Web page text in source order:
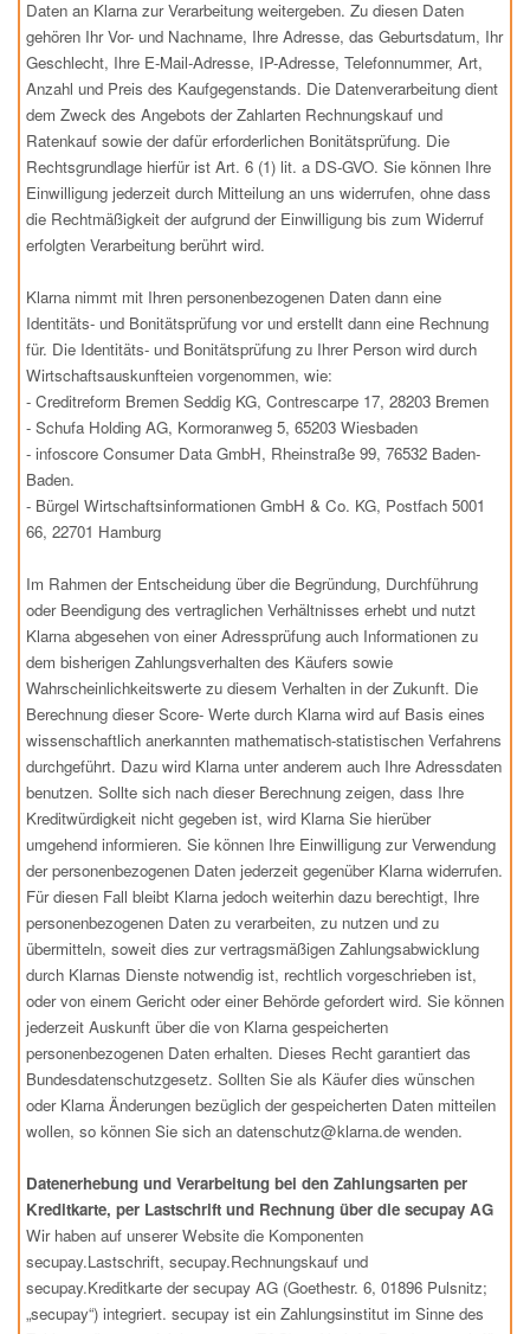
Daten an Klarna zur Verarbeitung weitergeben. Zu diesen Daten
gehören Ihr Vor- und Nachname, Ihre Adresse, das Geburtsdatum, Ihr
Geschlecht, Ihre E-Mail-Adresse, IP-Adresse, Telefonnummer, Art,
Anzahl und Preis des Kaufgegenstands. Die Datenverarbeitung dient
dem Zweck des Angebots der Zahlarten Rechnungskauf und
Ratenkauf sowie der dafür erforderlichen Bonitätsprüfung. Die
Rechtsgrundlage hierfür ist Art. 6 (1) lit. a DS-GVO. Sie können Ihre
Einwilligung jederzeit durch Mitteilung an uns widerrufen, ohne dass
die Rechtmäßigkeit der aufgrund der Einwilligung bis zum Widerruf
erfolgten Verarbeitung berührt wird.
Klarna nimmt mit Ihren personenbezogenen Daten dann eine
Identitäts- und Bonitätsprüfung vor und erstellt dann eine Rechnung
für. Die Identitäts- und Bonitätsprüfung zu Ihrer Person wird durch
Wirtschaftsauskunfteien vorgenommen, wie:
- Creditreform Bremen Seddig KG, Contrescarpe 17, 28203 Bremen
- Schufa Holding AG, Kormoranweg 5, 65203 Wiesbaden
- infoscore Consumer Data GmbH, Rheinstraße 99, 76532 Baden-
Baden.
- Bürgel Wirtschaftsinformationen GmbH & Co. KG, Postfach 5001
66, 22701 Hamburg
Im Rahmen der Entscheidung über die Begründung, Durchführung
oder Beendigung des vertraglichen Verhältnisses erhebt und nutzt
Klarna abgesehen von einer Adressprüfung auch Informationen zu
dem bisherigen Zahlungsverhalten des Käufers sowie
Wahrscheinlichkeitswerte zu diesem Verhalten in der Zukunft. Die
Berechnung dieser Score- Werte durch Klarna wird auf Basis eines
wissenschaftlich anerkannten mathematisch-statistischen Verfahrens
durchgeführt. Dazu wird Klarna unter anderem auch Ihre Adressdaten
benutzen. Sollte sich nach dieser Berechnung zeigen, dass Ihre
Kreditwürdigkeit nicht gegeben ist, wird Klarna Sie hierüber
umgehend informieren. Sie können Ihre Einwilligung zur Verwendung
der personenbezogenen Daten jederzeit gegenüber Klarna widerrufen.
Für diesen Fall bleibt Klarna jedoch weiterhin dazu berechtigt, Ihre
personenbezogenen Daten zu verarbeiten, zu nutzen und zu
übermitteln, soweit dies zur vertragsmäßigen Zahlungsabwicklung
durch Klarnas Dienste notwendig ist, rechtlich vorgeschrieben ist,
oder von einem Gericht oder einer Behörde gefordert wird. Sie können
jederzeit Auskunft über die von Klarna gespeicherten
personenbezogenen Daten erhalten. Dieses Recht garantiert das
Bundesdatenschutzgesetz. Sollten Sie als Käufer dies wünschen
oder Klarna Änderungen bezüglich der gespeicherten Daten mitteilen
wollen, so können Sie sich an datenschutz@klarna.de wenden.
Datenerhebung und Verarbeitung bei den Zahlungsarten per
Kreditkarte, per Lastschrift und Rechnung über die secupay AG
Wir haben auf unserer Website die Komponenten
secupay.Lastschrift, secupay.Rechnungskauf und
secupay.Kreditkarte der secupay AG (Goethestr. 6, 01896 Pulsnitz;
„secupay“) integriert. secupay ist ein Zahlungsinstitut im Sinne des